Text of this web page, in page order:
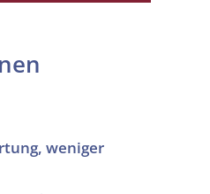
weniger